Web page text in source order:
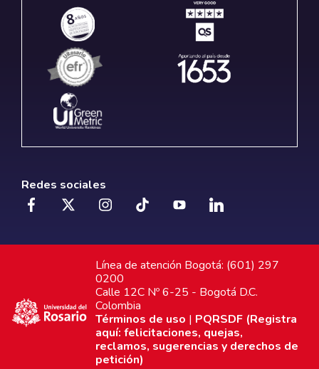
Redes sociales
Línea de atención Bogotá: (601) 297
0200
Calle 12C Nº 6-25 - Bogotá D.C.
Colombia
Términos de uso | PQRSDF (Registra
aquí: felicitaciones, quejas,
reclamos, sugerencias y derechos de
petición)